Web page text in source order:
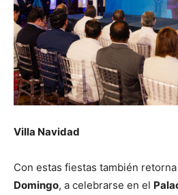
Villa Navidad
Con estas fiestas también retorna
Domingo, a celebrarse en el